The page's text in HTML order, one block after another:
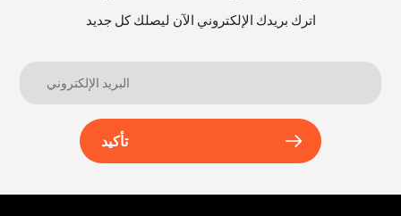
اترك بريدك الإلكتروني الآن ليصلك كل جديد
تأكيد